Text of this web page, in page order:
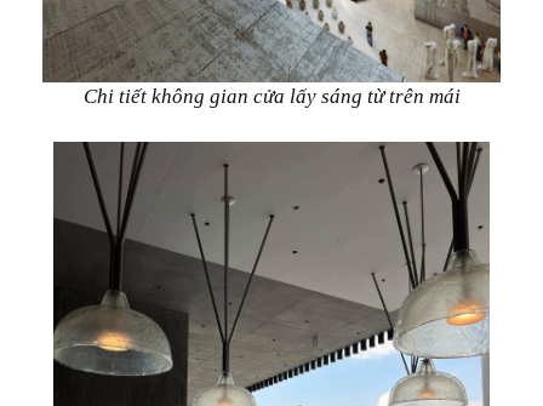
Chi tiết không gian cửa lấy sáng từ trên mái